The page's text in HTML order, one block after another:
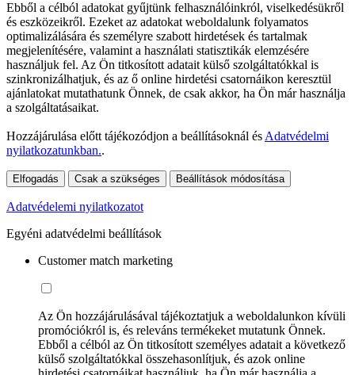
Ebből a célból adatokat gyűjtünk felhasználóinkról, viselkedésükről
és eszközeikről. Ezeket az adatokat weboldalunk folyamatos
optimalizálására és személyre szabott hirdetések és tartalmak
megjelenítésére, valamint a használati statisztikák elemzésére
használjuk fel. Az Ön titkosított adatait külső szolgáltatókkal is
szinkronizálhatjuk, és az ő online hirdetési csatornáikon keresztül
ajánlatokat mutathatunk Önnek, de csak akkor, ha Ön már használja
a szolgáltatásaikat.
Hozzájárulása előtt tájékozódjon a beállításoknál ésAdatvédelmi
nyilatkozatunkban..
Elfogadás Csak a szükséges Beállítások módosítása
Adatvédelemi nyilatkozatot
Egyéni adatvédelmi beállítások
Customer match marketing
Az Ön hozzájárulásával tájékoztatjuk a weboldalunkon kívüli
promóciókról is, és releváns termékeket mutatunk Önnek.
Ebből a célból az Ön titkosított személyes adatait a következő
külső szolgáltatókkal összehasonlítjuk, és azok online